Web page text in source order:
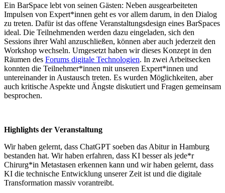
Ein BarSpace lebt von seinen Gästen: Neben ausgearbeiteten
Impulsen von Expert*innen geht es vor allem darum, in den Dialog
zu treten. Dafür ist das offene Veranstaltungsdesign eines BarSpaces
ideal. Die Teilnehmenden werden dazu eingeladen, sich den
Sessions ihrer Wahl anzuschließen, können aber auch jederzeit den
Workshop wechseln. Umgesetzt haben wir dieses Konzept in den
Räumen des Forums digitale Technologien. In zwei Arbeitsecken
konnten die Teilnehmer*innen mit unseren Expert*innen und
untereinander in Austausch treten. Es wurden Möglichkeiten, aber
auch kritische Aspekte und Ängste diskutiert und Fragen gemeinsam
besprochen.
Highlights der Veranstaltung
Wir haben gelernt, dass ChatGPT soeben das Abitur in Hamburg
bestanden hat. Wir haben erfahren, dass KI besser als jede*r
Chirurg*in Metastasen erkennen kann und wir haben gelernt, dass
KI die technische Entwicklung unserer Zeit ist und die digitale
Transformation massiv vorantreibt.